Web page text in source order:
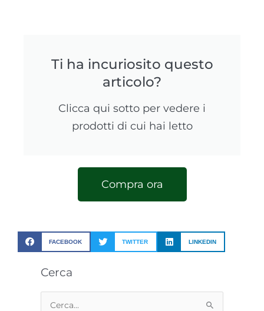
Ti ha incuriosito questo
articolo?
Clicca qui sotto per vedere i
prodotti di cui hai letto
Compra ora
FACEBOOK TWITTER LINKEDIN
Cerca
Cerca: